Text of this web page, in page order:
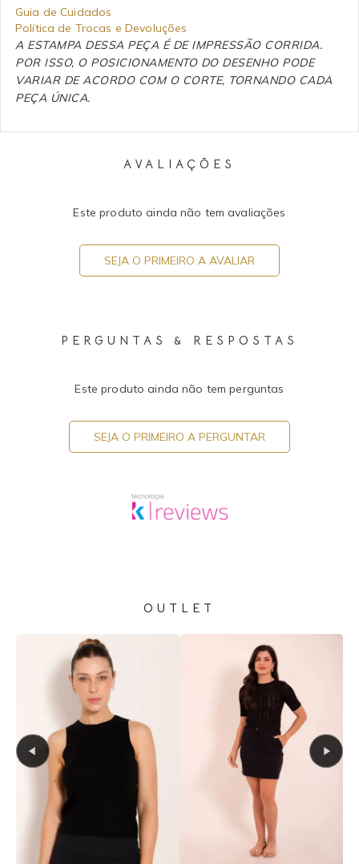
Guia de Cuidados
Política de Trocas e Devoluções
A ESTAMPA DESSA PEÇA É DE IMPRESSÃO CORRIDA.
POR ISSO, O POSICIONAMENTO DO DESENHO PODE
VARIAR DE ACORDO COM O CORTE, TORNANDO CADA
PEÇA ÚNICA.
AVALIAÇÕES
Este produto ainda não tem avaliações
SEJA O PRIMEIRO A AVALIAR
PERGUNTAS & RESPOSTAS
Este produto ainda não tem perguntas
SEJA O PRIMEIRO A PERGUNTAR
OUTLET